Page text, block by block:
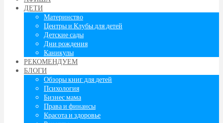
ДЕТИ
Материнство
Центры и Клубы для детей
Детские сады
Дни рождения
Каникулы
РЕКОМЕНДУЕМ
БЛОГИ
Обзоры книг для детей
Психология
Бизнес мама
Права и финансы
Красота и здоровье